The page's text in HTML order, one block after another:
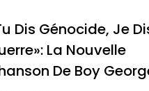
Dis Génocide, Je
La Nouvelle
De Boy